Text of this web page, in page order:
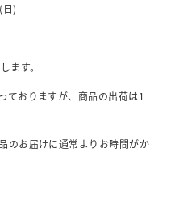
)
ます。
ておりますが、商品の出荷は1
のお届けに通常よりお時間がか